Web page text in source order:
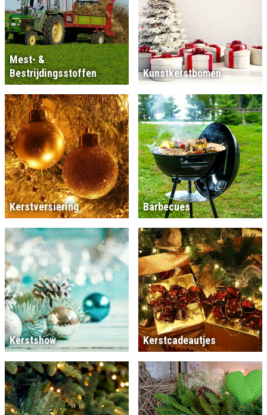
Mest- &
Bestrijdingsstoffen
Kunstkerstbomen
Kerstversiering Barbecues
Kerstshow Kerstcadeautjes